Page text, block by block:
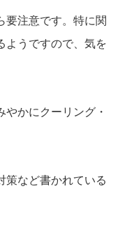
要注意です。特に関
ようですので、気を
やかにクーリング・
策など書かれている